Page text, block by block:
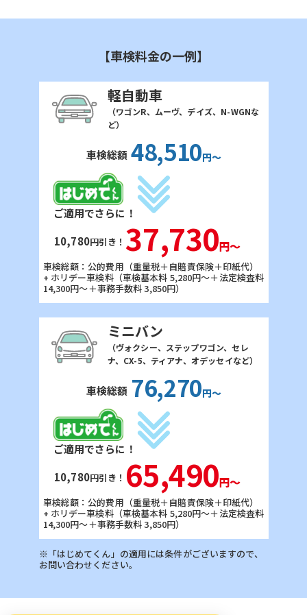
【車検料金の一例】
軽自動車
（ワゴンR、ムーヴ、デイズ、N-WGNな
ど）
車検総額 48,510円〜
ご適用でさらに！
10,780円引き！ 37,730円〜
車検総額：公的費用（重量税＋自賠責保険＋印紙代）
+ ホリデー車検料（車検基本料 5,280円〜＋法定検査料
14,300円〜＋事務手数料 3,850円）
ミニバン
（ヴォクシー、ステップワゴン、セレ
ナ、CX-5、ティアナ、オデッセイなど）
車検総額 76,270円〜
ご適用でさらに！
10,780円引き！ 65,490円〜
車検総額：公的費用（重量税＋自賠責保険＋印紙代）
+ ホリデー車検料（車検基本料 5,280円〜＋法定検査料
14,300円〜＋事務手数料 3,850円）
※「はじめてくん」の適用には条件がございますので、
お問い合わせください。